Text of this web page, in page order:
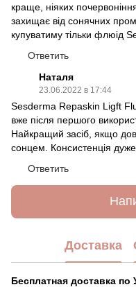
краще, ніяких
захищає від сонячних
купуватиму тільки флюід
Ответить
Наталя
23.06.2022 в 17:44
Sesderma Repaskin Ligft
вже після першого
Найкращий засіб, якщо
сонцем. Консистенція
Ответить
Доставка
Бесплатная доставка по